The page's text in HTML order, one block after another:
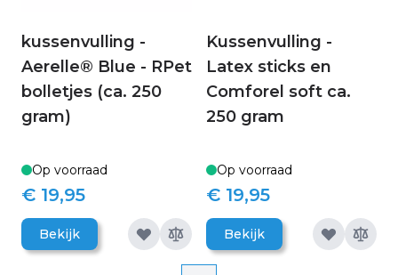
kussenvulling -
Aerelle® Blue - RPet
bolletjes (ca. 250
gram)
Op voorraad
€ 19,95
Bekijk
Kussenvulling -
Latex sticks en
Comforel soft ca.
250 gram
Op voorraad
€ 19,95
Bekijk